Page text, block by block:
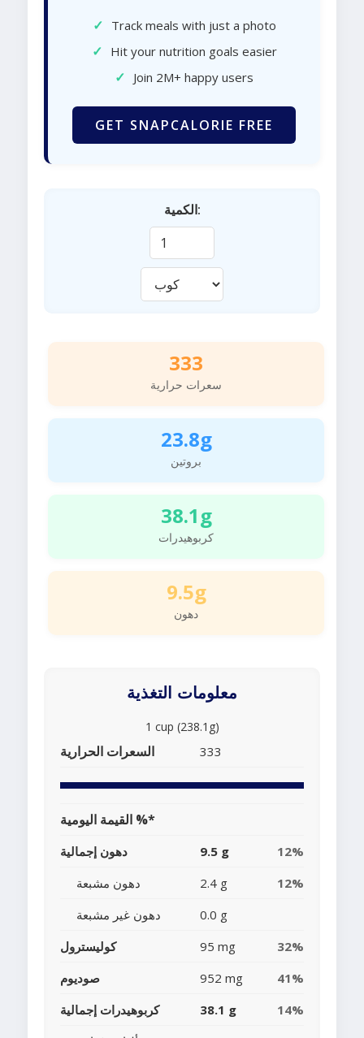
✓ Track meals with just a photo
✓ Hit your nutrition goals easier
✓ Join 2M+ happy users
GET SNAPCALORIE FREE
الكمية:
333
سعرات حرارية
23.8g
بروتين
38.1g
كربوهيدرات
9.5g
دهون
معلومات التغذية
1 cup (238.1g)
السعرات الحرارية 333
القيمة اليومية %*
دهون إجمالية 9.5 g
12%
دهون مشبعة
2.4 g
12%
دهون غير مشبعة
0.0 g
كوليسترول
95 mg
32%
صوديوم
952 mg
41%
كربوهيدرات إجمالية
38.1 g
14%